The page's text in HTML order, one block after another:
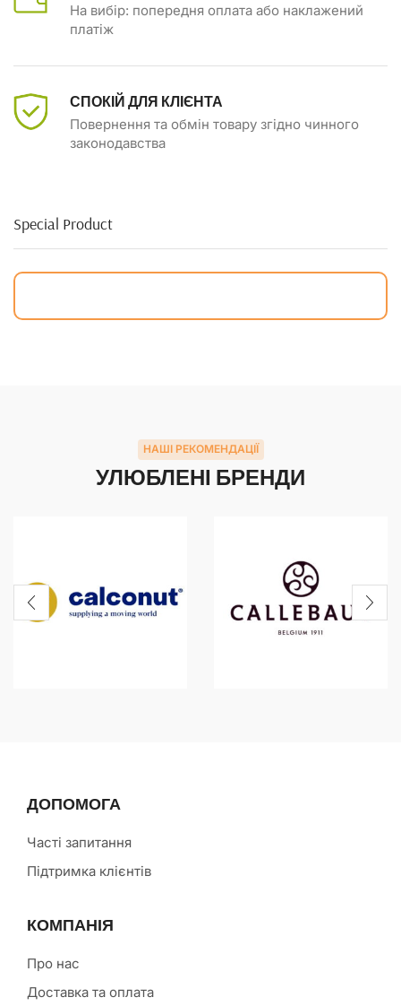
На вибір: попередня оплата або наклажений
платіж
СПОКІЙ ДЛЯ КЛІЄНТА
Повернення та обмін товару згідно чинного
законодавства
Special Product
НАШІ РЕКОМЕНДАЦІЇ
УЛЮБЛЕНІ БРЕНДИ
ДОПОМОГА
Часті запитання
Підтримка клієнтів
КОМПАНІЯ
Про нас
Доставка та оплата